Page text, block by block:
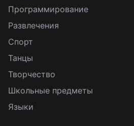
Программирование
Развлечения
Спорт
Танцы
Творчество
Школьные предметы
Языки